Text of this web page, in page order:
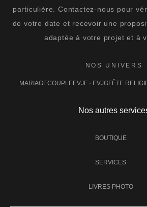
particulière. Contactez-nous pour
de votre date et recevoir une
adaptée à votre projet et à
NOS UNIVERS
MARIAGECOUPLEEVJF · EVJGFÊTE
Nos autres
BOUTIQUE
SERVICES
LIVRES PHOTO